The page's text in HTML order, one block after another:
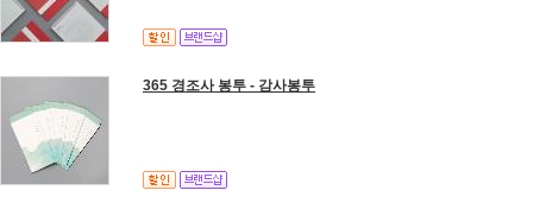
365 경조사 봉투 - 감사봉투